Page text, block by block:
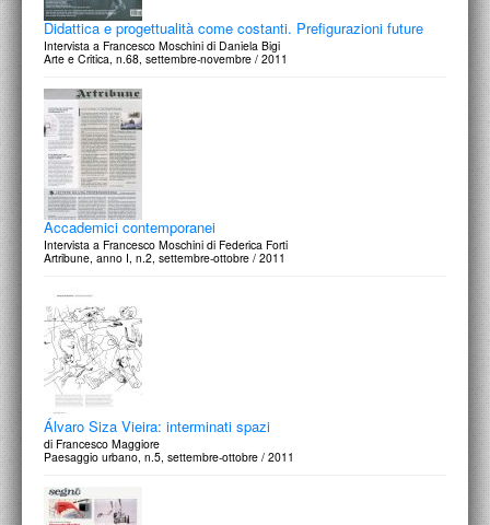
Didattica e progettualità come costanti. Prefigurazioni future
Intervista a Francesco Moschini di Daniela Bigi
Arte e Critica, n.68, settembre-novembre / 2011
Accademici contemporanei
Intervista a Francesco Moschini di Federica Forti
Artribune, anno I, n.2, settembre-ottobre / 2011
Álvaro Siza Vieira: interminati spazi
di Francesco Maggiore
Paesaggio urbano, n.5, settembre-ottobre / 2011